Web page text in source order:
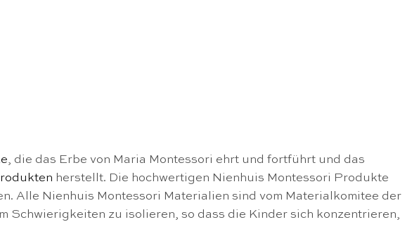
, die das Erbe von Maria Montessori ehrt und fortführt und das
herstellt. Die hochwertigen Nienhuis Montessori Produkte
Alle Nienhuis Montessori Materialien sind vom Materialkomitee der
Schwierigkeiten zu isolieren, so dass die Kinder sich konzentrieren,